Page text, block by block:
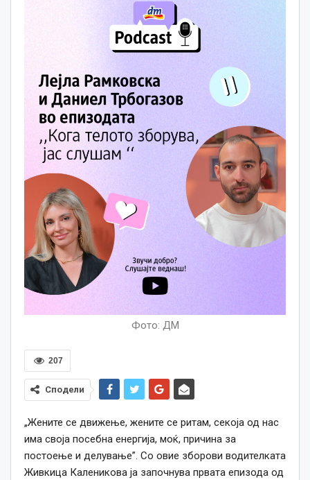
Фото: ДМ
207
Сподели
„Жените се движење, жените се ритам, секоја од нас
има своја посебна енергија, моќ, причина за
постоење и делување”. Со овие зборови водителката
Живкица Каленикова ја започнува првата епизода од